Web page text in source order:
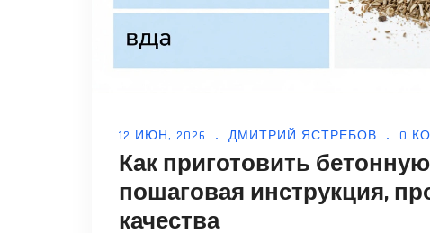
12 ИЮН, 2026 ДМИТРИЙ ЯСТРЕБОВ 0
Как приготовить
пошаговая инструкция,
качества